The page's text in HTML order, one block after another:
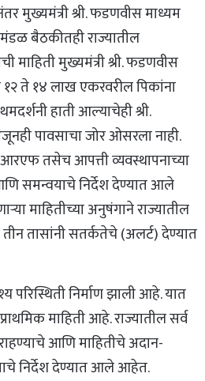
मुख्यमंत्री श्री. फडणवीस माध्यम
बैठकीतही राज्यातील
माहिती मुख्यमंत्री श्री. फडणवीस
१२ ते १४ लाख एकरवरील पिकांना
हाती आल्याचेही श्री.
पावसाचा जोर ओसरला नाही.
तसेच आपत्ती व्यवस्थापनाच्या
समन्वयाचे निर्देश देण्यात आले
माहितीच्या अनुषंगाने राज्यातील
तासांनी सतर्कतेचे (अलर्ट) देण्यात
परिस्थिती निर्माण झाली आहे. यात
माहिती आहे. राज्यातील सर्व
आणि माहितीचे अदान-
निर्देश देण्यात आले आहेत.